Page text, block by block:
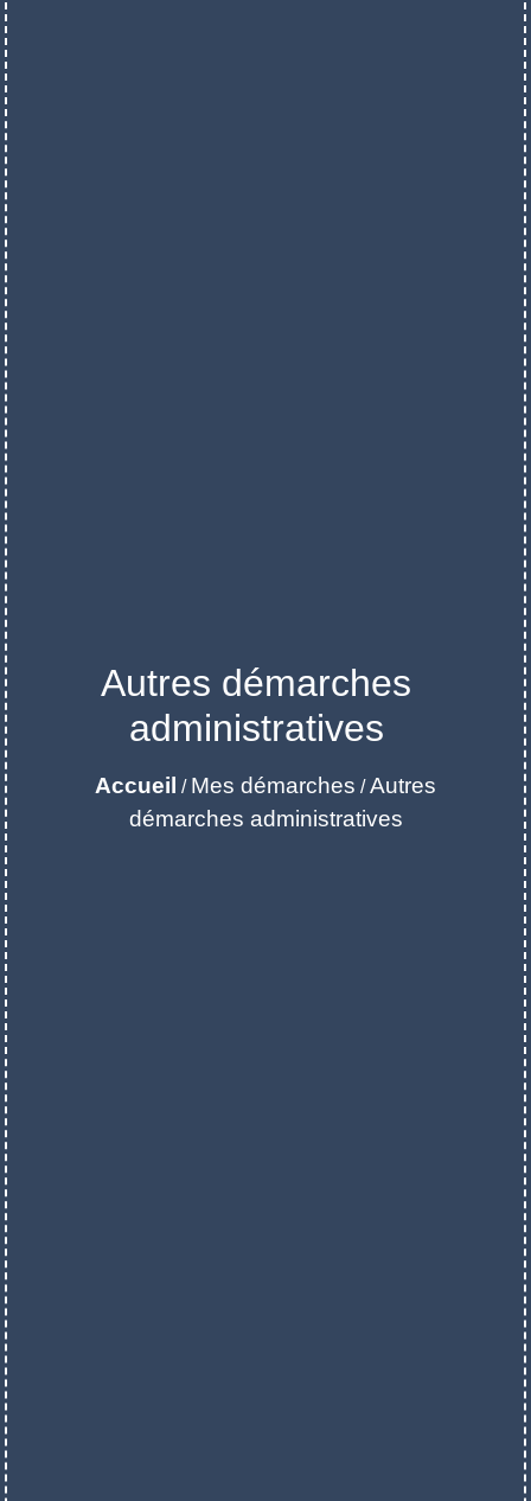
Autres démarches
administratives
Accueil / Mes démarches /Autres
démarches administratives